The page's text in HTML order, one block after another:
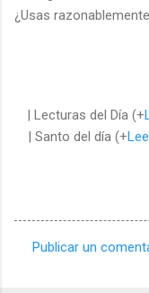
¿Usas
| Lecturas del Día (+
| Santo del día (+
Publicar un